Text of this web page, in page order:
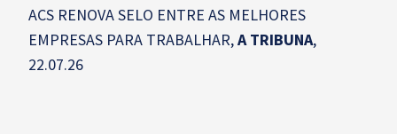
ACS RENOVA SELO ENTRE AS MELHORES
EMPRESAS PARA TRABALHAR,A TRIBUNA,
22.07.26